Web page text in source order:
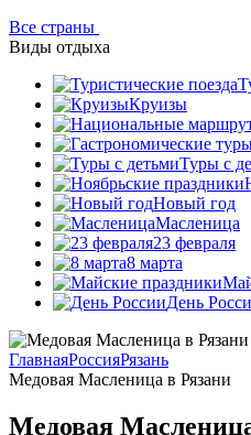
Все страны
Виды отдыха
Круизы
Туры с
Новый год
Масленица
23 февраля
8 марта
День
ГлавнаяРоссияРязань
Медовая Масленица в Рязани
Медовая